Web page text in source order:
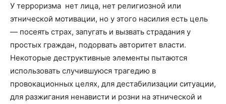
У терроризма нет лица, нет религиозной или
этнической мотивации, но у этого насилия есть цель
— посеять страх, запугать и вызвать страдания у
простых граждан, подорвать авторитет власти.
Некоторые деструктивные элементы пытаются
использовать случившуюся трагедию в
провокационных целях, для дестабилизации ситуации,
для разжигания ненависти и розни на этнической и